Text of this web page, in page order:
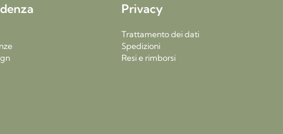
Privacy
Trattamento dei dati
Spedizioni
Resi e rimborsi